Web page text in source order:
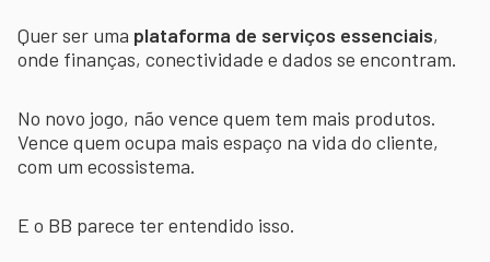
Quer ser uma plataforma de serviços essenciais,
onde finanças, conectividade e dados se encontram.
No novo jogo, não vence quem tem mais produtos.
Vence quem ocupa mais espaço na vida do cliente,
com um ecossistema.
E o BB parece ter entendido isso.